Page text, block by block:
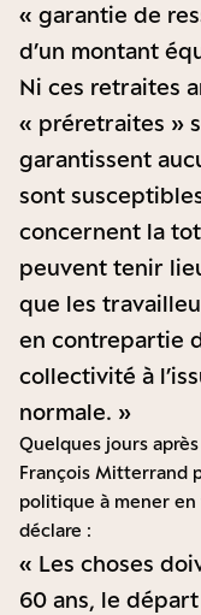
« garantie de
d’un montant
Ni ces retraites
« préretraites »
garantissent
sont
concernent la
peuvent tenir
que les
en contrepartie
collectivité à
normale. »
Quelques jours
François Mitterrand
politique à mener en
déclare :
« Les choses
60 ans, le